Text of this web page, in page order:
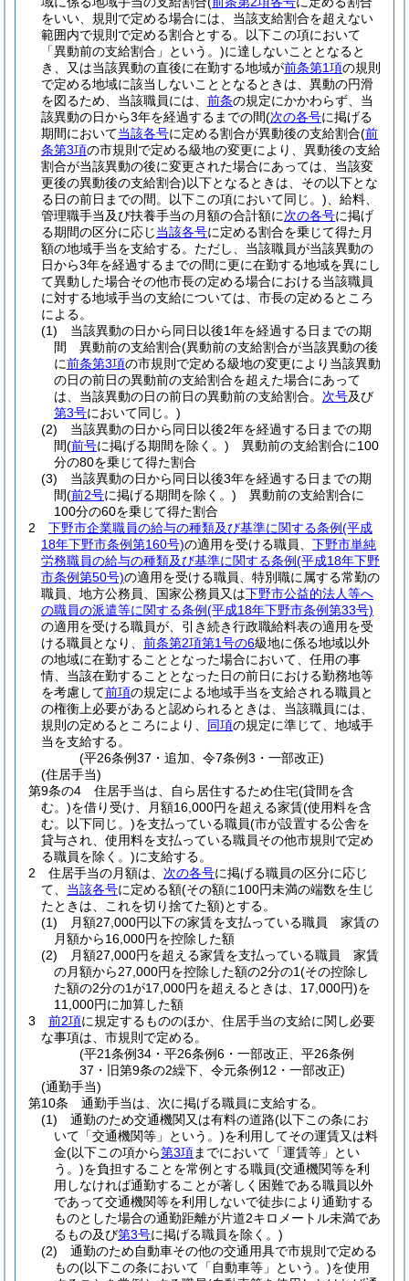
をいい、規則で定める場合には、当該支給割合を超えない
範囲内で規則で定める割合とする。以下この項において
「異動前の支給割合」という。)に達しないこととなると
き、又は当該異動の直後に在勤する地域が前条第1項の規則
で定める地域に該当しないこととなるときは、異動の円滑
を図るため、当該職員には、 前条の規定にかかわらず、当
該異動の日から3年を経過するまでの間(次の各号に掲げる
期間において当該各号に定める割合が異動後の支給割合(前
条第3項の市規則で定める級地の変更により、異動後の支給
割合が当該異動の後に変更された場合にあっては、当該変
更後の異動後の支給割合)以下となるときは、その以下とな
る日の前日までの間。以下この項において同じ。) 、給料、
管理職手当及び扶養手当の月額の合計額に次の各号に掲げ
る期間の区分に応じ当該各号に定める割合を乗じて得た月
額の地域手当を支給する。 ただし、当該職員が当該異動の
日から3年を経過するまでの間に更に在勤する地域を異にし
て異動した場合その他市長の定める場合における当該職員
に対する地域手当の支給については、市長の定めるところ
による。
(1)
当該異動の日から同日以後1年を経過する日までの期
間 異動前の支給割合(異動前の支給割合が当該異動の後
に前条第3項の市規則で定める級地の変更により当該異動
の日の前日の異動前の支給割合を超えた場合にあって
は、当該異動の日の前日の異動前の支給割合。 次号及び
第3号において同じ。)
(2)
当該異動の日から同日以後2年を経過する日までの期
間(前号に掲げる期間を除く。) 異動前の支給割合に100
分の80を乗じて得た割合
(3)
当該異動の日から同日以後3年を経過する日までの期
間(前2号に掲げる期間を除く。) 異動前の支給割合に
100分の60を乗じて得た割合
2
下野市企業職員の給与の種類及び基準に関する条例(平成
18年下野市条例第160号)の適用を受ける職員、 下野市単純
労務職員の給与の種類及び基準に関する条例(平成18年下野
市条例第50号)の適用を受ける職員、特別職に属する常勤の
職員、地方公務員、国家公務員又は下野市公益的法人等へ
の職員の派遣等に関する条例(平成18年下野市条例第33号)
の適用を受ける職員が、引き続き行政職給料表の適用を受
ける職員となり、 前条第2項第1号の6級地に係る地域以外
の地域に在勤することとなった場合において、任用の事
情、当該在勤することとなった日の前日における勤務地等
を考慮して前項の規定による地域手当を支給される職員と
の権衡上必要があると認められるときは、当該職員には、
規則の定めるところにより、 同項の規定に準じて、地域手
当を支給する。
(平26条例37・追加、令7条例3・一部改正)
(住居手当)
第9条の4
住居手当は、自ら居住するため住宅(貸間を含
む。)を借り受け、月額16,000円を超える家賃(使用料を含
む。以下同じ。)を支払っている職員(市が設置する公舎を
貸与され、使用料を支払っている職員その他市規則で定め
る職員を除く。)に支給する。
2
住居手当の月額は、 次の各号に掲げる職員の区分に応じ
て、 当該各号に定める額(その額に100円未満の端数を生じ
たときは、これを切り捨てた額)とする。
(1)
月額27,000円以下の家賃を支払っている職員 家賃の
月額から16,000円を控除した額
(2)
月額27,000円を超える家賃を支払っている職員 家賃
の月額から27,000円を控除した額の2分の1(その控除し
た額の2分の1が17,000円を超えるときは、17,000円)を
11,000円に加算した額
3
前2項に規定するもののほか、住居手当の支給に関し必要
な事項は、市規則で定める。
(平21条例34・平26条例6・一部改正、平26条例
37・旧第9条の2繰下、令元条例12・一部改正)
(通勤手当)
第10条
通勤手当は、次に掲げる職員に支給する。
(1)
通勤のため交通機関又は有料の道路(以下この条にお
いて「交通機関等」という。)を利用してその運賃又は料
金(以下この項から第3項までにおいて「運賃等」とい
う。)を負担することを常例とする職員(交通機関等を利
用しなければ通勤することが著しく困難である職員以外
であって交通機関等を利用しないで徒歩により通勤する
ものとした場合の通勤距離が片道2キロメートル未満であ
るもの及び第3号に掲げる職員を除く。)
(2)
通勤のため自動車その他の交通用具で市規則で定める
もの(以下この条において「自動車等」という。)を使用